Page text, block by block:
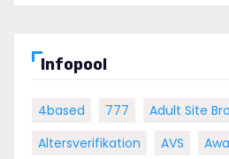
Infopool
4based 777 Adult Site
Altersverifikation
AVS